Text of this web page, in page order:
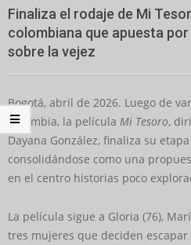
Finaliza el rodaje de Mi
colombiana que apuesta
sobre la vejez
Bogotá, abril de 2026. Luego de
Colombia, la película Mi Tesoro,
Dayana González, finaliza su
consolidándose como una
en el centro historias poco
La película sigue a Gloria (76),
tres mujeres que deciden